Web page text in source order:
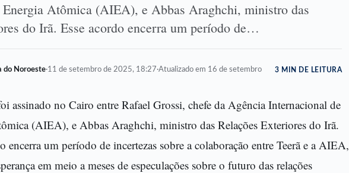
Atômica (AIEA), e Abbas Araghchi, ministro das
do Irã. Esse acordo encerra um período de…
do Noroeste·11 de setembro de 2025, 18:27·Atualizado em 16 de setembro 3 MIN DE LEITURA
assinado no Cairo entre Rafael Grossi, chefe da Agência Internacional de
(AIEA), e Abbas Araghchi, ministro das Relações Exteriores do Irã.
encerra um período de incertezas sobre a colaboração entre Teerã e a AIEA,
em meio a meses de especulações sobre o futuro das relações